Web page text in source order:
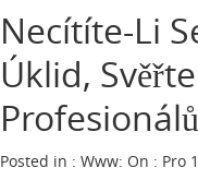
Necítíte-Li
Úklid,
Posted in : Www: On : Pro